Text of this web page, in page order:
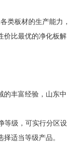
类板材的生产能力，
价比最优的净化板解
的丰富经验，山东中
等级，可实行分区设
适当等级产品。